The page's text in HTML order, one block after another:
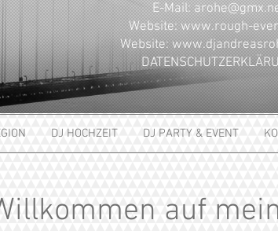
E-Mail:
​Website: www.rough-
Website:
DJ HOCHZEIT DJ PARTY & EVENT
auf